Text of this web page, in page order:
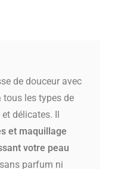
de douceur avec
les types de
délicates. Il
et maquillage
votre peau
parfum ni